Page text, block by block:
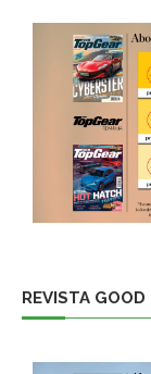
REVISTA GOOD